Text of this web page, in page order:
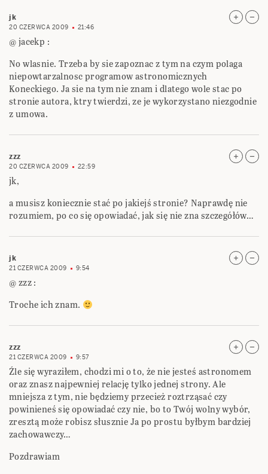
jk
20 CZERWCA 2009 21:46
@ jacekp :
No wlasnie. Trzeba by sie zapoznac z tym na czym polaga
niepowtarzalnosc programow astronomicznych
Koneckiego. Ja sie na tym nie znam i dlatego wole stac po
stronie autora, ktry twierdzi, ze je wykorzystano niezgodnie
z umowa.
zzz
20 CZERWCA 2009 22:59
jk,
a musisz koniecznie stać po jakiejś stronie? Naprawdę nie
rozumiem, po co się opowiadać, jak się nie zna szczegółów…
jk
21 CZERWCA 2009 9:54
@ zzz :
Troche ich znam.
zzz
21 CZERWCA 2009 9:57
Źle się wyraziłem, chodzi mi o to, że nie jesteś astronomem
oraz znasz najpewniej relację tylko jednej strony. Ale
mniejsza z tym, nie będziemy przecież roztrząsać czy
powinieneś się opowiadać czy nie, bo to Twój wolny wybór,
zresztą może robisz słusznie Ja po prostu byłbym bardziej
zachowawczy…
Pozdrawiam